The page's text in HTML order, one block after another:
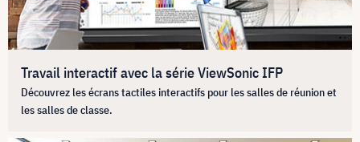
Travail interactif avec la série ViewSonic IFP
Découvrez les écrans tactiles interactifs pour les salles de réunion et
les salles de classe.